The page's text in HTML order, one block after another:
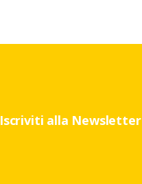
Iscriviti alla Newsletter